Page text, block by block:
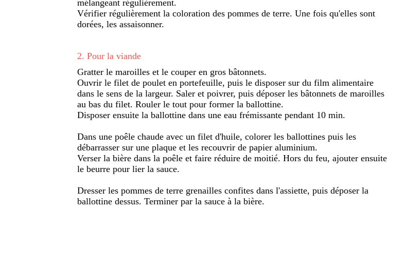
mélangeant régulièrement.
Vérifier régulièrement la coloration des pommes de terre. Une fois qu'elles sont
dorées, les assaisonner.
2. Pour la viande
Gratter le maroilles et le couper en gros bâtonnets.
Ouvrir le filet de poulet en portefeuille, puis le disposer sur du film alimentaire
dans le sens de la largeur. Saler et poivrer, puis déposer les bâtonnets de maroilles
au bas du filet. Rouler le tout pour former la ballottine.
Disposer ensuite la ballottine dans une eau frémissante pendant 10 min.
Dans une poêle chaude avec un filet d'huile, colorer les ballottines puis les
débarrasser sur une plaque et les recouvrir de papier aluminium.
Verser la bière dans la poêle et faire réduire de moitié. Hors du feu, ajouter ensuite
le beurre pour lier la sauce.
Dresser les pommes de terre grenailles confites dans l'assiette, puis déposer la
ballottine dessus. Terminer par la sauce à la bière.